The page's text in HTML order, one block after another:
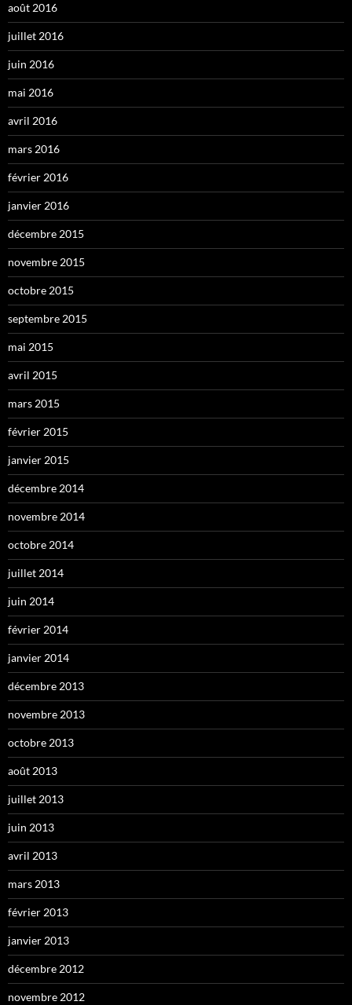
août 2016
juillet 2016
juin 2016
mai 2016
avril 2016
mars 2016
février 2016
janvier 2016
décembre 2015
novembre 2015
octobre 2015
septembre 2015
mai 2015
avril 2015
mars 2015
février 2015
janvier 2015
décembre 2014
novembre 2014
octobre 2014
juillet 2014
juin 2014
février 2014
janvier 2014
décembre 2013
novembre 2013
octobre 2013
août 2013
juillet 2013
juin 2013
avril 2013
mars 2013
février 2013
janvier 2013
décembre 2012
novembre 2012